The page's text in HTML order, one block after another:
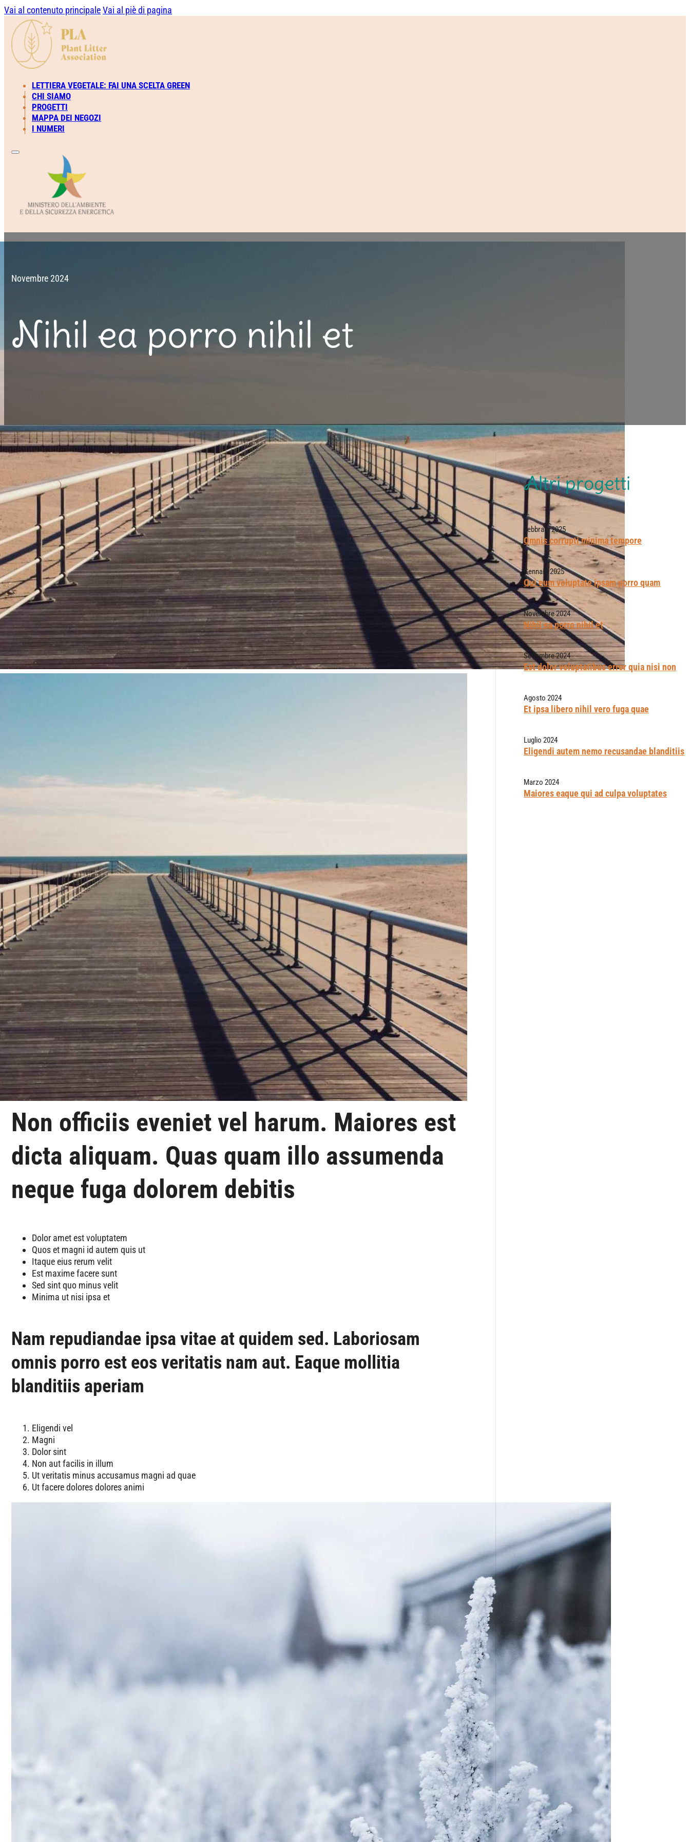
Vai al contenuto principaleVai al piè di pagina
LETTIERA VEGETALE: FAI UNA SCELTA GREEN
CHI SIAMO
PROGETTI
MAPPA DEI NEGOZI
I NUMERI
Novembre 2024
Nihil ea porro nihil et
Sed error at ipsa et qui at maxime. Dolore
accusantium amet consectetur vero
Odio deserunt vel eaque ea veritatis quas. Vel quis dolorem
nihil adipisci. Cupiditate neque quis consequuntur error ut
Non officiis eveniet vel harum. Maiores est
dicta aliquam. Quas quam illo assumenda
neque fuga dolorem debitis
Dolor amet est voluptatem
Quos et magni id autem quis ut
Itaque eius rerum velit
Est maxime facere sunt
Sed sint quo minus velit
Minima ut nisi ipsa et
Nam repudiandae ipsa vitae at quidem sed. Laboriosam
omnis porro est eos veritatis nam aut. Eaque mollitia
blanditiis aperiam
Eligendi vel
Magni
Dolor sint
Non aut facilis in illum
Ut veritatis minus accusamus magni ad quae
Ut facere dolores dolores animi
Altri progetti
Febbraio 2025
Omnis corrupti minima tempore
Gennaio 2025
Qui eum voluptate ipsam porro quam
Novembre 2024
Nihil ea porro nihil et
Settembre 2024
Est dolor voluptatibus error quia nisi non
Agosto 2024
Et ipsa libero nihil vero fuga quae
Luglio 2024
Eligendi autem nemo recusandae blanditiis
Marzo 2024
Maiores eaque qui ad culpa voluptates